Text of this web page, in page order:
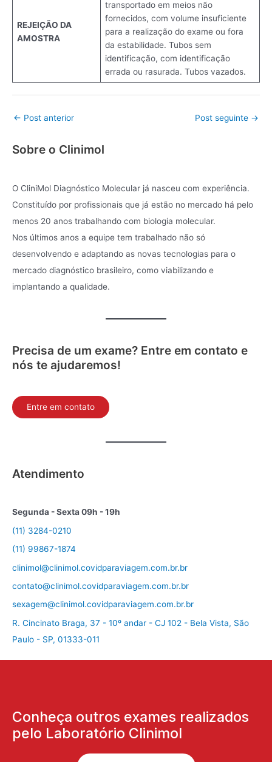
REJEIÇÃO DA
AMOSTRA
transportado em meios não
fornecidos, com volume insuficiente
para a realização do exame ou fora
da estabilidade. Tubos sem
identificação, com identificação
errada ou rasurada. Tubos vazados.
← Post anterior Post seguinte →
Sobre o Clinimol
O CliniMol Diagnóstico Molecular já nasceu com experiência.
Constituído por profissionais que já estão no mercado há pelo
menos 20 anos trabalhando com biologia molecular.
Nos últimos anos a equipe tem trabalhado não só
desenvolvendo e adaptando as novas tecnologias para o
mercado diagnóstico brasileiro, como viabilizando e
implantando a qualidade.
Precisa de um exame? Entre em contato e
nós te ajudaremos!
Entre em contato
Atendimento
Segunda - Sexta 09h - 19h
(11) 3284-0210
(11) 99867-1874
clinimol@clinimol.covidparaviagem.com.br.br
contato@clinimol.covidparaviagem.com.br.br
sexagem@clinimol.covidparaviagem.com.br.br
R. Cincinato Braga, 37 - 10º andar - CJ 102 - Bela Vista, São
Paulo - SP, 01333-011
Conheça outros exames realizados
pelo Laboratório Clinimol